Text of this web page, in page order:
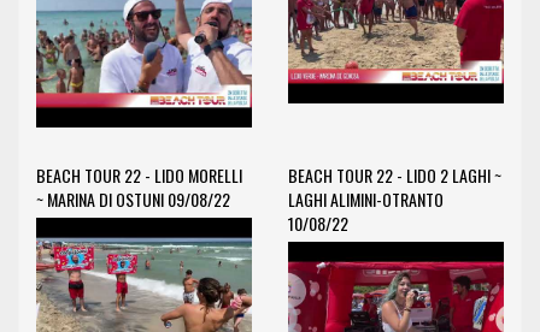
BEACH TOUR 22 - LIDO MORELLI
~ MARINA DI OSTUNI 09/08/22
BEACH TOUR 22 - LIDO 2 LAGHI ~
LAGHI ALIMINI-OTRANTO
10/08/22